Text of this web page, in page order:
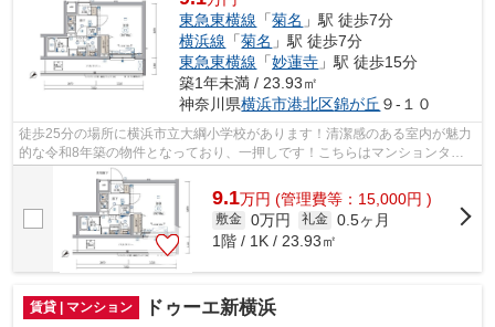
東急東横線 「菊名 」駅 徒歩7分
横浜線 「菊名 」駅 徒歩7分
東急東横線 「妙蓮寺 」駅 徒歩15分
築1年未満 / 23.93㎡
神奈川県横浜市港北区錦が丘 ９-１０
徒歩25分の場所に横浜市立大綱小学校があります！清潔感のある室内が魅力
的な令和8年築の物件となっており、一押しです！こちらはマンションタイ
プになります！敷地内にあるごみ置き場...
9.1万円 (管理費等：15,000円 )
敷金 0万円 礼金 0.5ヶ月
1階 / 1K / 23.93㎡
賃貸 | マンション ドゥーエ新横浜